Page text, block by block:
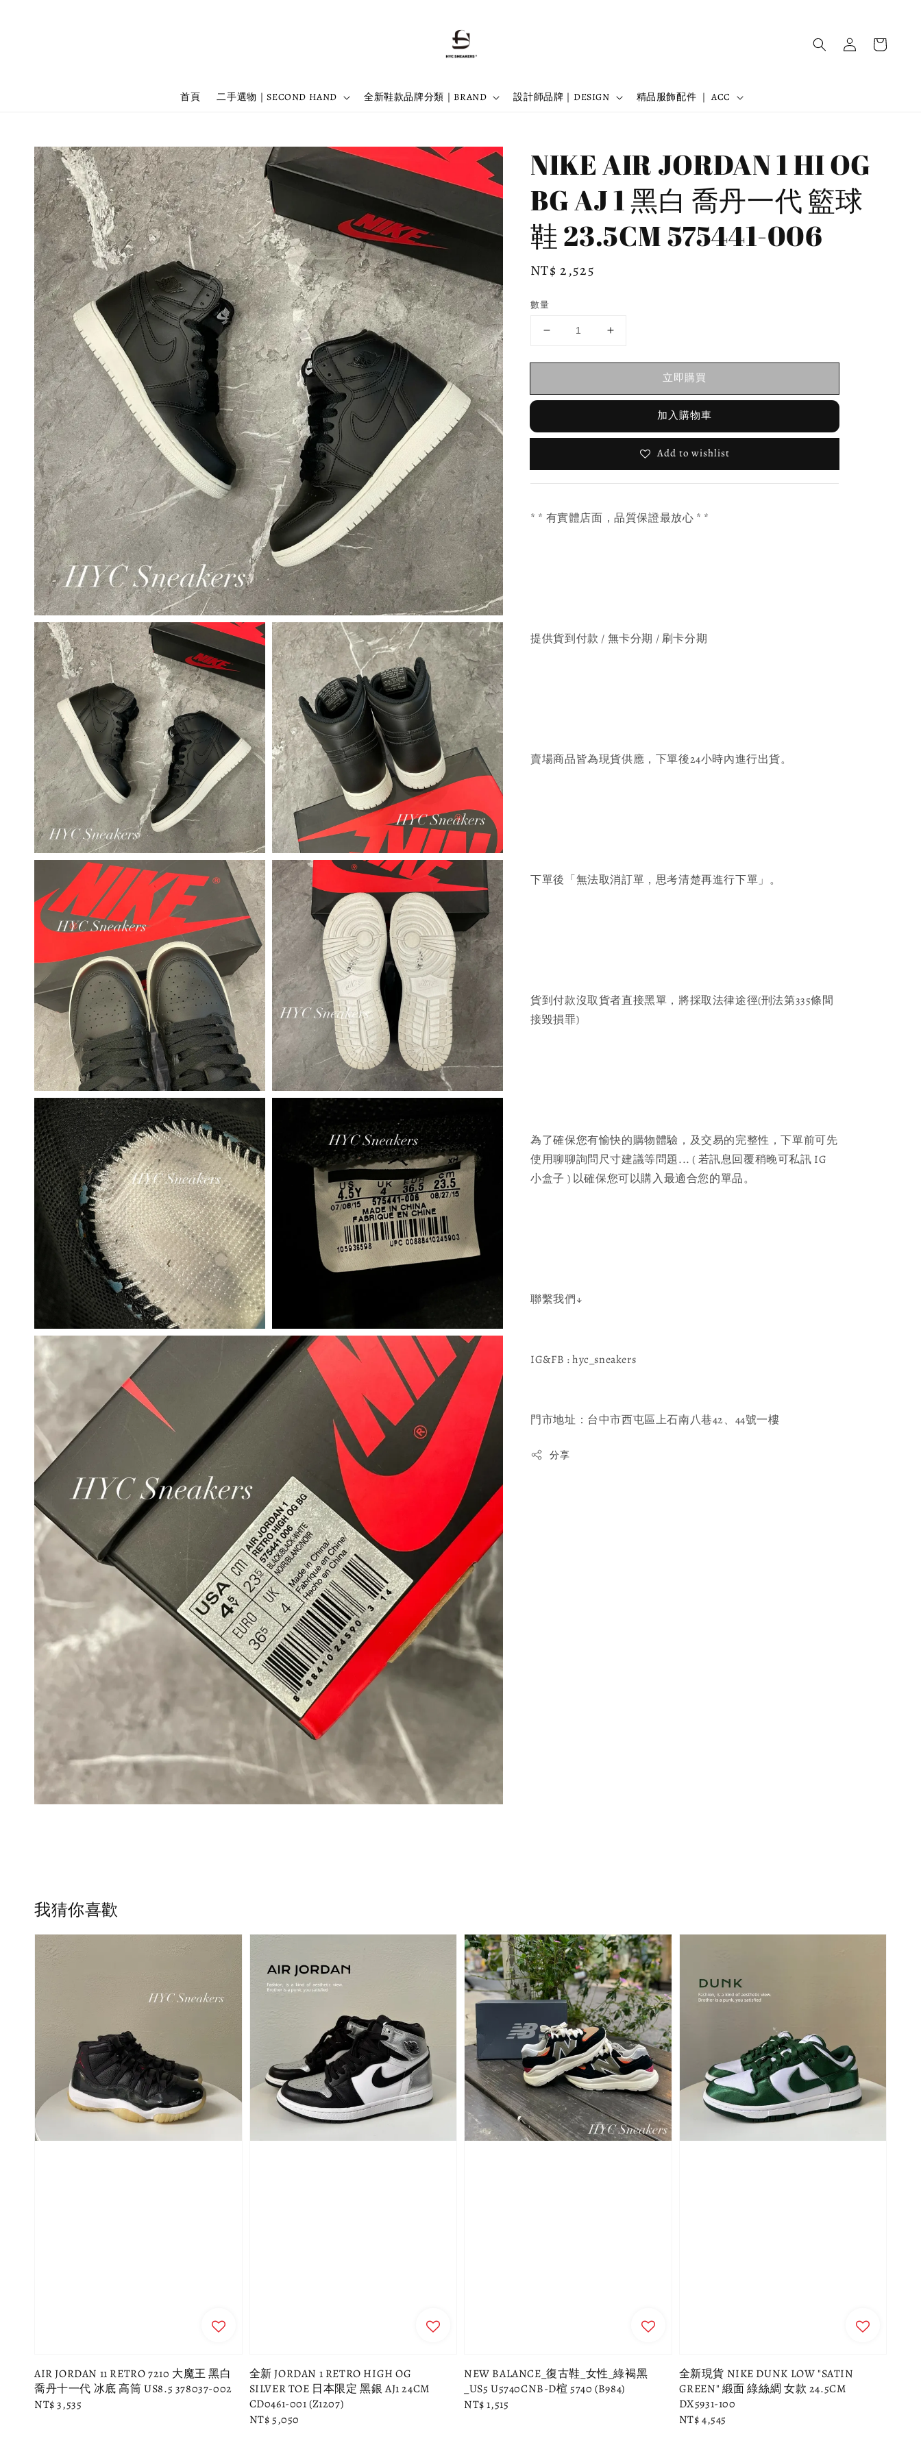
首頁 二手選物｜SECOND HAND 全新鞋款品牌分類｜BRAND 設計師品牌｜DESIGN 精品服飾配件 ｜ ACC
NIKE AIR JORDAN 1 HI OG
BG AJ 1 黑白 喬丹一代 籃球
鞋 23.5CM 575441-006
Regular
NT$ 2,525
數量
立即購買
加入購物車
Add to wishlist
* * 有實體店面，品質保證最放心 * *
提供貨到付款 / 無卡分期 / 刷卡分期
賣場商品皆為現貨供應，下單後24小時內進行出貨。
下單後「無法取消訂單，思考清楚再進行下單」。
貨到付款沒取貨者直接黑單，將採取法律途徑(刑法第335條間
接毀損罪)
為了確保您有愉快的購物體驗，及交易的完整性，下單前可先
使用聊聊詢問尺寸建議等問題... ( 若訊息回覆稍晚可私訊 IG
小盒子 ) 以確保您可以購入最適合您的單品。
聯繫我們↓
IG&FB : hyc_sneakers
門市地址：台中市西屯區上石南八巷42、44號一樓
分享
我猜你喜歡
AIR JORDAN 11 RETRO 7210 大魔王 黑白
喬丹十一代 冰底 高筒 US8.5 378037-002
Regular
NT$ 3,535
全新 JORDAN 1 RETRO HIGH OG
SILVER TOE 日本限定 黑銀 AJ1 24CM
CD0461-001 (Z1207)
Regular
NT$ 5,050
NEW BALANCE_復古鞋_女性_綠褐黑
_US5 U5740CNB-D楦 5740 (B984)
Regular
NT$ 1,515
全新現貨 NIKE DUNK LOW "SATIN
GREEN" 緞面 綠絲綢 女款 24.5CM
DX5931-100
Regular
NT$ 4,545